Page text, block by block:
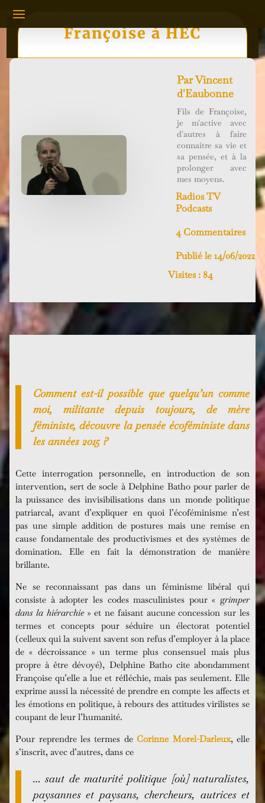
Françoise à HEC
ParVincent
d'Eaubonne
Fils de Françoise,
je m'active avec
d'autres à faire
connaitre sa vie et
sa pensée, et à la
prolonger avec
mes moyens.
Radios TV
Podcasts
4 Commentaires
Publié le 14/06/2022
Visites : 84
Comment est-il possible que quelqu’un comme
moi, militante depuis toujours, de mère
féministe, découvre la pensée écoféministe dans
les années 2015 ?
Cette interrogation personnelle, en introduction de son
intervention, sert de socle à Delphine Batho pour parler de
la puissance des invisibilisations dans un monde politique
patriarcal, avant d’expliquer en quoi l’écoféminisme n’est
pas une simple addition de postures mais une remise en
cause fondamentale des productivismes et des systèmes de
domination. Elle en fait la démonstration de manière
brillante.
Ne se reconnaissant pas dans un féminisme libéral qui
consiste à adopter les codes masculinistes pour « grimper
dans la hiérarchie» et ne faisant aucune concession sur les
termes et concepts pour séduire un électorat potentiel
(celleux qui la suivent savent son refus d’employer à la place
de « décroissance » un terme plus consensuel mais plus
propre à être dévoyé), Delphine Batho cite abondamment
Françoise qu’elle a lue et réfléchie, mais pas seulement. Elle
exprime aussi la nécessité de prendre en compte les affects et
les émotions en politique, à rebours des attitudes virilistes se
coupant de leur l’humanité.
Pour reprendre les termes de Corinne Morel-Darleux, elle
s’inscrit, avec d’autres, dans ce
… saut de maturité politique [où] naturalistes,
paysannes et paysans, chercheurs, autrices et